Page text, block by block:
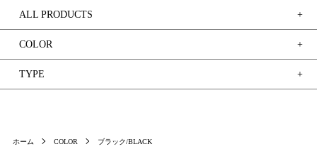
ホーム COLOR ブラック/BLACK
ALL PRODUCTS
COLOR
TYPE